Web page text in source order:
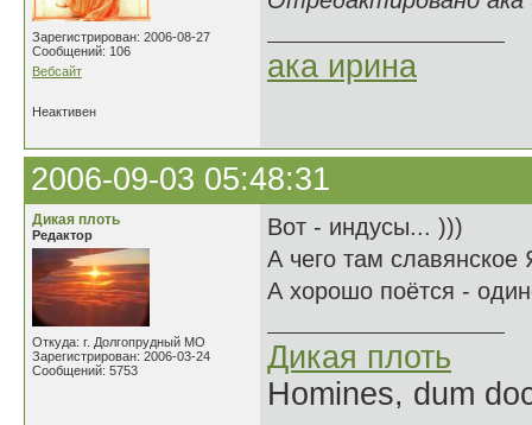
Зарегистрирован: 2006-08-27
Сообщений: 106
Вебсайт
ака ирина
Неактивен
2006-09-03 05:48:31
Дикая плоть
Редактор
Откуда: г. Долгопрудный МО
Зарегистрирован: 2006-03-24
Сообщений: 5753
Вот - индусы... )))
А чего там
А хорошо поётся -
Дикая плоть
Homines, dum